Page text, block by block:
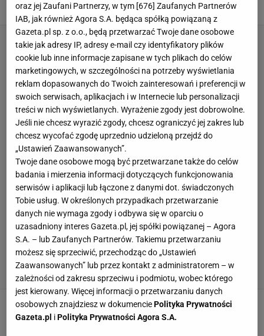
Klaudia Kierzkowska,23 LIPCA 2025, 13:10
Luksusowe okulary na wiosnę-lato 2025. Na
ten jeden model polują styliści i redaktorzy
mody - zakrywają połowę policzków!
oraz jej Zaufani Partnerzy, w tym [676] Zaufanych Partnerów
IAB, jak również Agora S.A. będąca spółką powiązaną z
Gazeta.pl sp. z o.o., będą przetwarzać Twoje dane osobowe
takie jak adresy IP, adresy e-mail czy identyfikatory plików
cookie lub inne informacje zapisane w tych plikach do celów
marketingowych, w szczególności na potrzeby wyświetlania
reklam dopasowanych do Twoich zainteresowań i preferencji w
swoich serwisach, aplikacjach i w Internecie lub personalizacji
treści w nich wyświetlanych. Wyrażenie zgody jest dobrowolne.
Jeśli nie chcesz wyrazić zgody, chcesz ograniczyć jej zakres lub
chcesz wycofać zgodę uprzednio udzieloną przejdź do
„Ustawień Zaawansowanych”.
Twoje dane osobowe mogą być przetwarzane także do celów
badania i mierzenia informacji dotyczących funkcjonowania
serwisów i aplikacji lub łączone z danymi dot. świadczonych
Tobie usług. W określonych przypadkach przetwarzanie
danych nie wymaga zgody i odbywa się w oparciu o
uzasadniony interes Gazeta.pl, jej spółki powiązanej – Agora
S.A. – lub Zaufanych Partnerów. Takiemu przetwarzaniu
możesz się sprzeciwić, przechodząc do „Ustawień
Zaawansowanych” lub przez kontakt z administratorem – w
zależności od zakresu sprzeciwu i podmiotu, wobec którego
jest kierowany. Więcej informacji o przetwarzaniu danych
osobowych znajdziesz w dokumenciePolityka Prywatności
Gazeta.pl iPolityka Prywatności Agora S.A.